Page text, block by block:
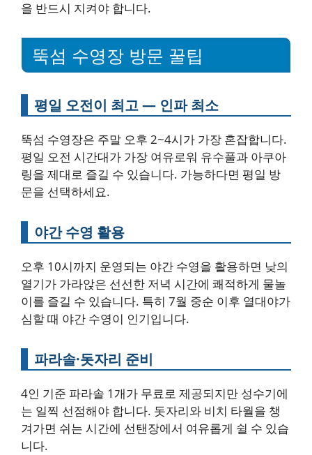
을 반드시 지켜야 합니다.
뚝섬 수영장 방문 꿀팁
평일 오전이 최고 — 인파 최소
뚝섬 수영장은 주말 오후 2~4시가 가장 혼잡합니다.
평일 오전 시간대가 가장 여유로워 유수풀과 아쿠아
링을 제대로 즐길 수 있습니다. 가능하다면 평일 방
문을 선택하세요.
야간 수영 활용
오후 10시까지 운영되는 야간 수영을 활용하면 낮의
열기가 가라앉은 선선한 저녁 시간에 쾌적하게 물놀
이를 즐길 수 있습니다. 특히 7월 중순 이후 열대야가
심할 때 야간 수영이 인기입니다.
파라솔·돗자리 준비
4인 기준 파라솔 1개가 무료로 제공되지만 성수기에
는 일찍 선점해야 합니다. 돗자리와 비치 타월을 챙
겨가면 쉬는 시간에 선탠장에서 여유롭게 쉴 수 있습
니다.